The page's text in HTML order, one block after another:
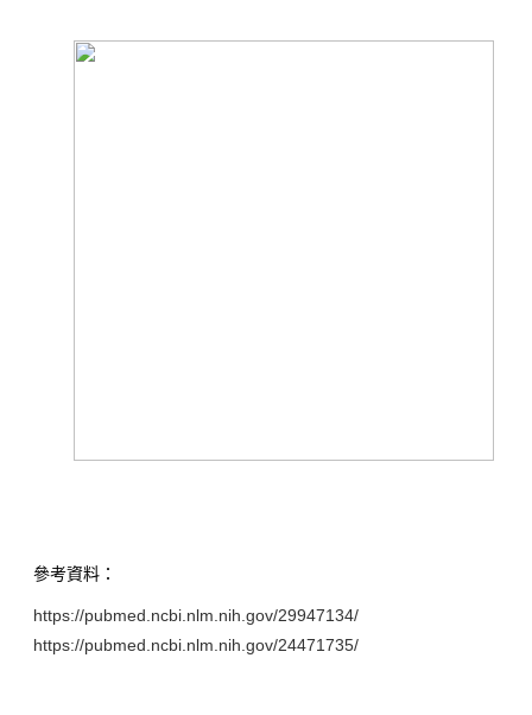
參考資料：
https://pubmed.ncbi.nlm.nih.gov/29947134/
https://pubmed.ncbi.nlm.nih.gov/24471735/